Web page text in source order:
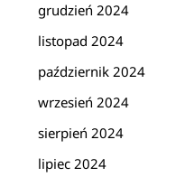
grudzień 2024
listopad 2024
październik 2024
wrzesień 2024
sierpień 2024
lipiec 2024